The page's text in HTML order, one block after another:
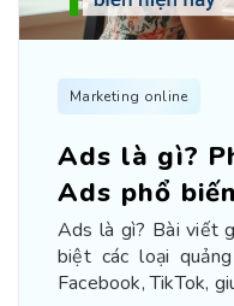
Marketing online
Ads là gì?
Ads phổ
Ads là gì? Bài viết
biệt các loại
Facebook, TikTok,